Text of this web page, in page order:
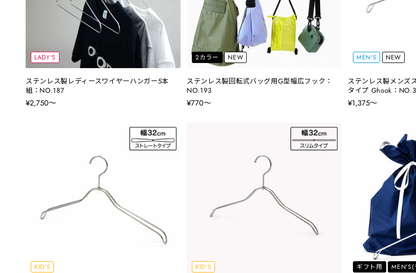
LADY'S
ステンレス製レディースワイヤーハンガー5本
組：NO.187
¥2,750〜
2カラー NEW
ステンレス製回転式バッグ用G型幅広フック：
NO.193
¥770〜
MEN'S NEW
ステンレス製メンズ
タイプ Ghook：
¥1,375〜
KID'S KID'S ギフト用 MEN'S(